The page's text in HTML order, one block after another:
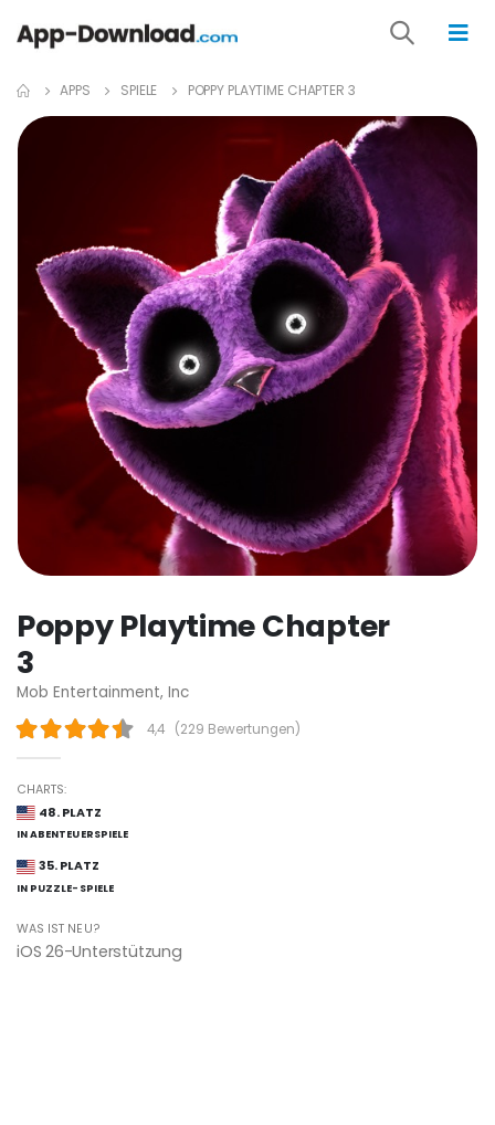
APPS SPIELE POPPY PLAYTIME CHAPTER 3
Poppy Playtime Chapter
3
Mob Entertainment, Inc
4,4 (229 Bewertungen)
CHARTS:
48. PLATZ
IN ABENTEUERSPIELE
35. PLATZ
IN PUZZLE-SPIELE
WAS IST NEU?
iOS 26-Unterstützung